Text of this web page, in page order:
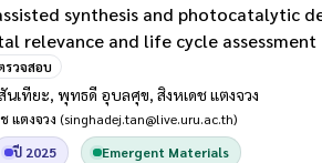
synthesis and photocatalytic
relevance and life cycle assessment
รวจสอบ
เทียะ, พุทธดี อุบลศุข, สิงหเดช แตงจวง
แตงจวง (singhadej.tan@live.uru.ac.th)
ปี 2025 Emergent Materials